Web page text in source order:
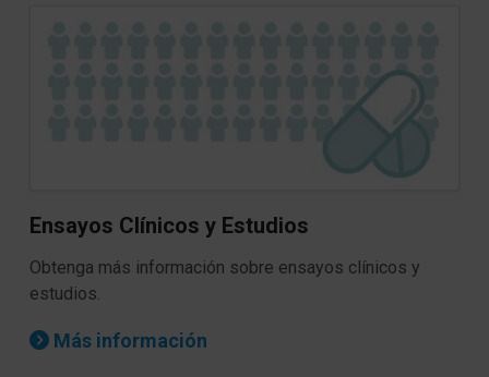
Ensayos Clínicos y Estudios
Obtenga más información sobre ensayos clínicos y
estudios.
Más información